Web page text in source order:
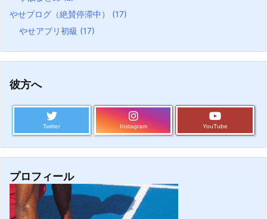
やせブログ（絶賛停滞中） (17)
やせアプリ初級 (17)
彼方へ
Twitter Instagram YouTube
プロフィール